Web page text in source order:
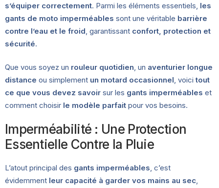
s’équiper correctement. Parmi les éléments essentiels, les
gants de moto imperméables sont une véritable barrière
contre l’eau et le froid , garantissant confort, protection et
sécurité.
Que vous soyez un rouleur quotidien, un aventurier longue
distance ou simplement un motard occasionnel, voicitout
ce que vous devez savoir sur les gants imperméables et
comment choisir le modèle parfait pour vos besoins.
Imperméabilité : Une Protection
Essentielle Contre la Pluie
L’atout principal des gants imperméables, c’est
évidemment leur capacité à garder vos mains au sec,